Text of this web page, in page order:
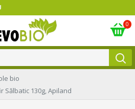
0
bio
Sălbatic 130g, Apiland